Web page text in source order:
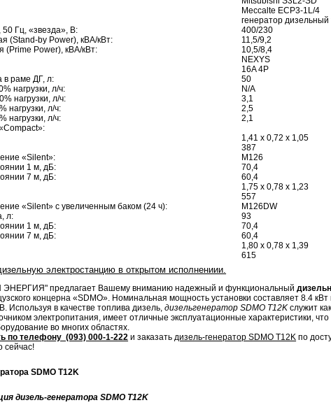
Meccalte ECP3-1L/4
генератор
Гц, «звезда», В:
400/230
(Stand-by Power), кВА/кВт:
11,5/9,2
(Prime Power), кВА/кВт:
10,5/8,4
NEXYS
16A 4P
в раме ДГ, л:
50
нагрузки, л/ч:
N/A
нагрузки, л/ч:
3,1
нагрузки, л/ч:
2,5
нагрузки, л/ч:
2,1
1,41 х 0,72 х 1,05
387
«Silent»:
М126
1 м, дБ:
70,4
7 м, дБ:
60,4
1,75 x 0,78 x 1,23
557
«Silent» с увеличенным баком (24 ч):
М126DW
л:
93
1 м, дБ:
70,4
7 м, дБ:
60,4
1,80 x 0,78 x 1,39
615
электростанцию в открытом исполнениии.
предлагает Вашему вниманию надежный и функциональный
концерна «SDMO». Номинальная мощность установки составляет 8.4
Используя в качестве топлива дизель,дизельгенератор SDMO T12K служит
электропитания, имеет отличные эксплуатационные характеристики, что
во многих областях.
по телефону (093) 000-1-222 и заказатьдизель-генератор SDMO T12K по
сейчас!
SDMO T12K
дизель-генератора SDMO T12K